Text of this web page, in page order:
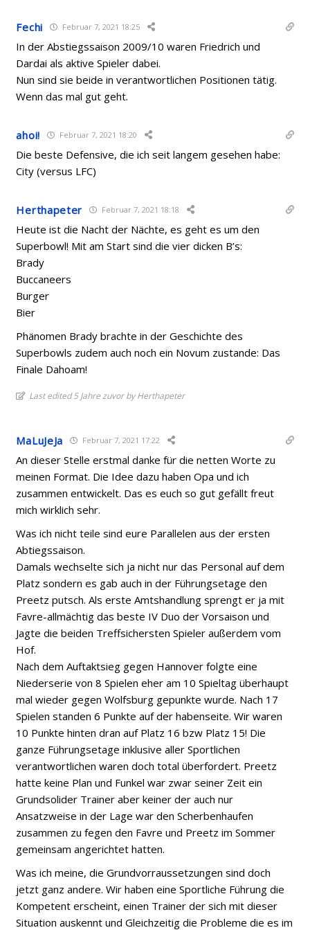
Fechi Februar 7, 2021 18:25
In der Abstiegssaison 2009/10 waren Friedrich und
Dardai als aktive Spieler dabei.
Nun sind sie beide in verantwortlichen Positionen tätig.
Wenn das mal gut geht.
ahoi! Februar 7, 2021 18:20
Die beste Defensive, die ich seit langem gesehen habe:
City (versus LFC)
Herthapeter Februar 7, 2021 18:18
Heute ist die Nacht der Nächte, es geht es um den
Superbowl! Mit am Start sind die vier dicken B’s:
Brady
Buccaneers
Burger
Bier
Phänomen Brady brachte in der Geschichte des
Superbowls zudem auch noch ein Novum zustande: Das
Finale Dahoam!
Last edited 5 Jahre zuvor by Herthapeter
MaLuJeJa Februar 7, 2021 17:22
An dieser Stelle erstmal danke für die netten Worte zu
meinen Format. Die Idee dazu haben Opa und ich
zusammen entwickelt. Das es euch so gut gefällt freut
mich wirklich sehr.
Was ich nicht teile sind eure Parallelen aus der ersten
Abtiegssaison.
Damals wechselte sich ja nicht nur das Personal auf dem
Platz sondern es gab auch in der Führungsetage den
Preetz putsch. Als erste Amtshandlung sprengt er ja mit
Favre-allmächtig das beste IV Duo der Vorsaison und
Jagte die beiden Treffsichersten Spieler außerdem vom
Hof.
Nach dem Auftaktsieg gegen Hannover folgte eine
Niederserie von 8 Spielen eher am 10 Spieltag überhaupt
mal wieder gegen Wolfsburg gepunkte wurde. Nach 17
Spielen standen 6 Punkte auf der habenseite. Wir waren
10 Punkte hinten dran auf Platz 16 bzw Platz 15! Die
ganze Führungsetage inklusive aller Sportlichen
verantwortlichen waren doch total überfordert. Preetz
hatte keine Plan und Funkel war zwar seiner Zeit ein
Grundsolider Trainer aber keiner der auch nur
Ansatzweise in der Lage war den Scherbenhaufen
zusammen zu fegen den Favre und Preetz im Sommer
gemeinsam angerichtet hatten.
Was ich meine, die Grundvorraussetzungen sind doch
jetzt ganz andere. Wir haben eine Sportliche Führung die
Kompetent erscheint, einen Trainer der sich mit dieser
Situation auskennt und Gleichzeitig die Probleme die es im